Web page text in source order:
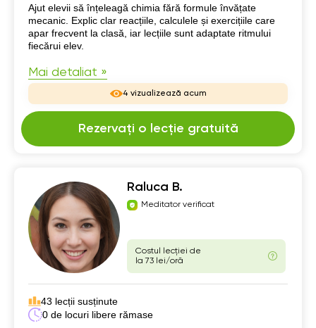
Despre mine
Ajut elevii să înțeleagă chimia fără formule învățate
mecanic. Explic clar reacțiile, calculele și exercițiile care
apar frecvent la clasă, iar lecțiile sunt adaptate ritmului
fiecărui elev.
Mai detaliat »
4 vizualizează acum
Rezervați o lecție gratuită
Raluca B.
Meditator verificat
Costul lecției de
la 73 lei/oră
43 lecții susținute
0 de locuri libere rămase